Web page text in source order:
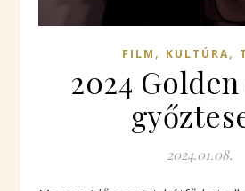
FILM , KULTÚRA,
2024
2024.01.08.